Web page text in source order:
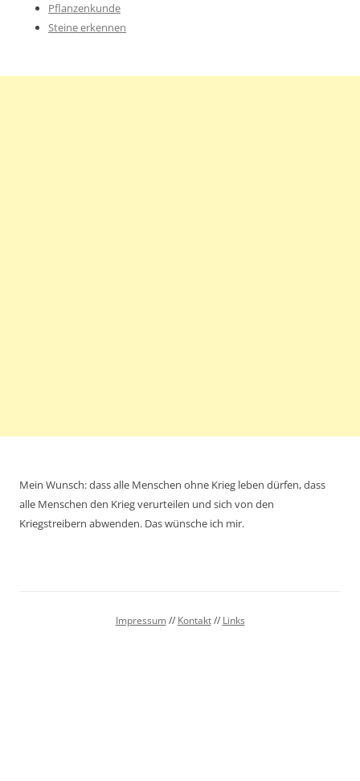
Pflanzenkunde
Steine erkennen
Mein Wunsch: dass alle Menschen ohne Krieg leben dürfen, dass
alle Menschen den Krieg verurteilen und sich von den
Kriegstreibern abwenden. Das wünsche ich mir.
Impressum // Kontakt// Links